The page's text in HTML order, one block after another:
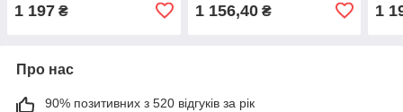
1 197 ₴ 1 156,40₴ 1
Про нас
90% позитивних з 520 відгуків за рік